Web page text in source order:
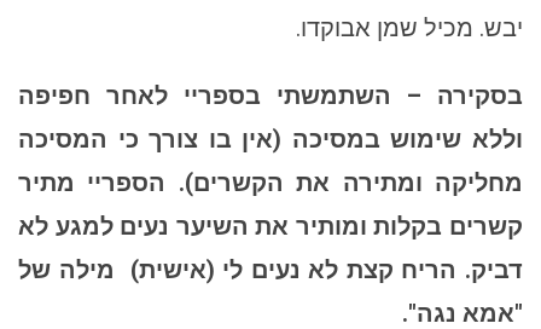
יבש. מכיל שמן אבוקדו.
בסקירה – השתמשתי בספריי לאחר חפיפה
וללא שימוש במסיכה (אין בו צורך כי המסיכה
מחליקה ומתירה את הקשרים). הספריי מתיר
קשרים בקלות ומותיר את השיער נעים למגע לא
דביק. הריח קצת לא נעים לי (אישית)מילה של
"אמא נגה".